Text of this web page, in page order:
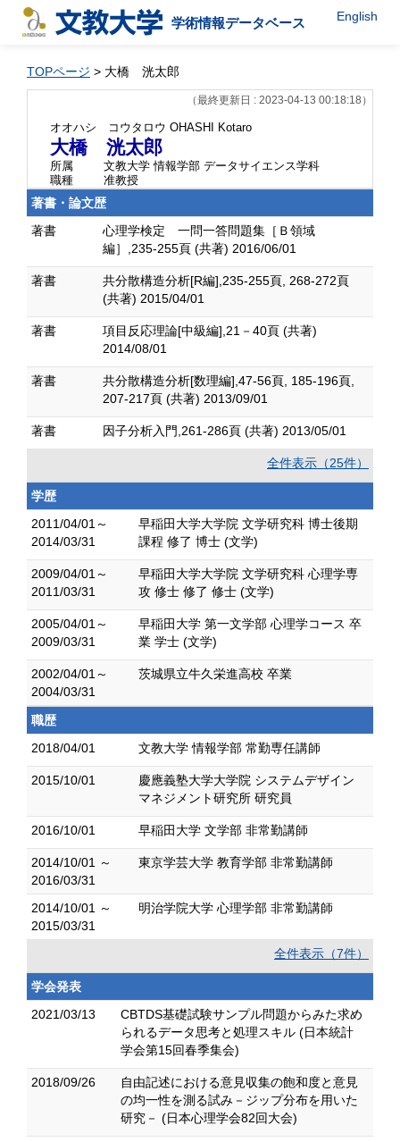
学術情報データベース English
TOPページ > 大橋 洸太郎
（最終更新日 : 2023-04-13 00:18:18）
オオハシ コウタロウ OHASHI Kotaro
大橋 洸太郎
所属
文教大学 情報学部 データサイエンス学科
職種
准教授
著書・論文歴
著書
心理学検定 一問一答問題集［Ｂ領域
編］,235-255頁 (共著) 2016/06/01
著書
共分散構造分析[R編],235-255頁, 268-272頁
(共著) 2015/04/01
著書
項目反応理論[中級編],21－40頁 (共著)
2014/08/01
著書
共分散構造分析[数理編],47-56頁, 185-196頁,
207-217頁 (共著) 2013/09/01
著書 因子分析入門,261-286頁 (共著) 2013/05/01
全件表示（25件）
学歴
2011/04/01～
2014/03/31
早稲田大学大学院 文学研究科 博士後期
課程 修了 博士 (文学)
2009/04/01～
2011/03/31
早稲田大学大学院 文学研究科 心理学専
攻 修士 修了 修士 (文学)
2005/04/01～
2009/03/31
早稲田大学 第一文学部 心理学コース 卒
業 学士 (文学)
2002/04/01～
2004/03/31
茨城県立牛久栄進高校 卒業
職歴
2018/04/01
文教大学 情報学部 常勤専任講師
2015/10/01
慶應義塾大学大学院 システムデザイン
マネジメント研究所 研究員
2016/10/01 早稲田大学 文学部 非常勤講師
2014/10/01 ～
2016/03/31
東京学芸大学 教育学部 非常勤講師
2014/10/01 ～
2015/03/31
明治学院大学 心理学部 非常勤講師
全件表示（7件）
学会発表
2021/03/13
CBTDS基礎試験サンプル問題からみた求め
られるデータ思考と処理スキル (日本統計
学会第15回春季集会)
2018/09/26
自由記述における意見収集の飽和度と意見
の均一性を測る試み－ジップ分布を用いた
研究－ (日本心理学会82回大会)